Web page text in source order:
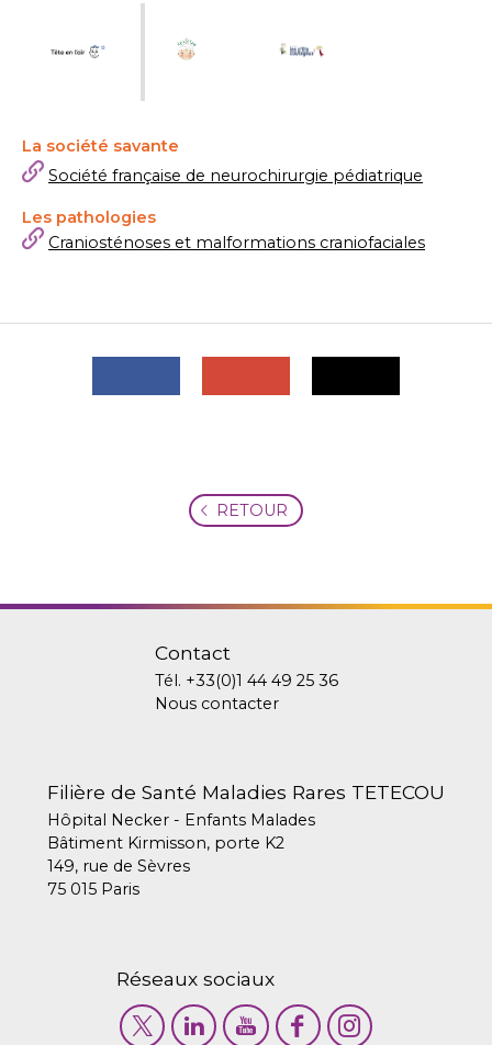
La société savante
Société française de neurochirurgie pédiatrique
Les pathologies
Craniosténoses et malformations craniofaciales
RETOUR
Contact
Tél. +33(0)1 44 49 25 36
Nous contacter
Filière de Santé Maladies Rares TETECOU
Hôpital Necker - Enfants Malades
Bâtiment Kirmisson, porte K2
149, rue de Sèvres
75 015 Paris
Réseaux sociaux